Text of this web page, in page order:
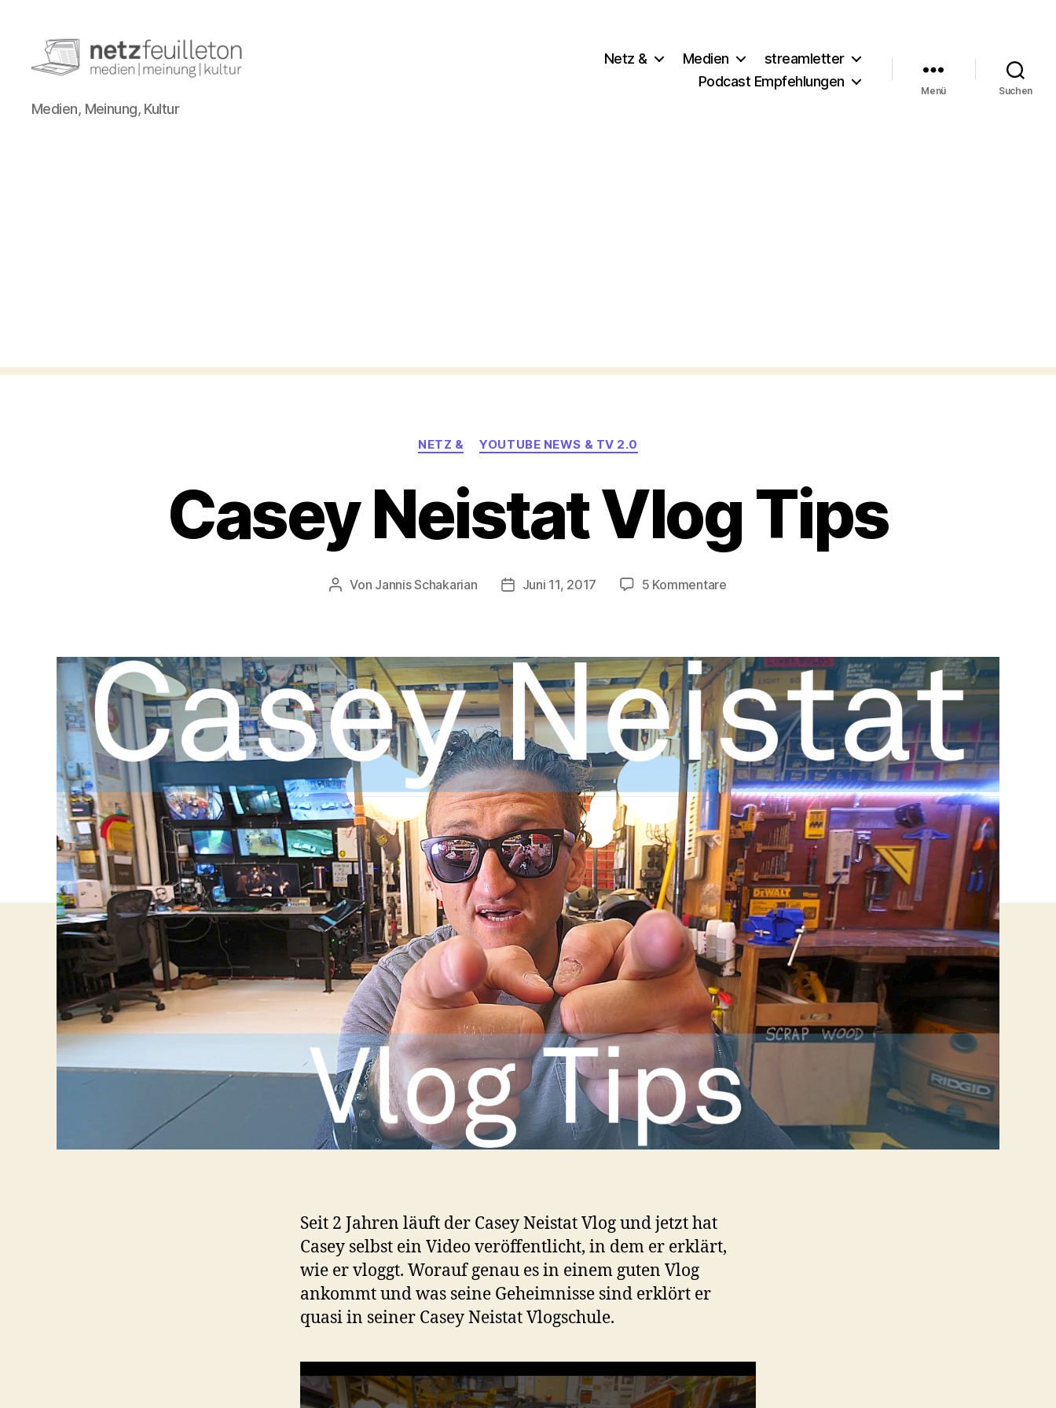
netzfeuilleton.de
Medien, Meinung, Kultur
Netz & Medien
streamletter
Podcast Empfehlungen
Menü Suchen
Kategorien
NETZ & YOUTUBE NEWS & TV 2.0
Casey Neistat Vlog Tips
Beitragsautor
Von Jannis Schakarian Veröffentlichungsdatum
Juni 11, 2017 5 Kommentarezu
Tips
Seit 2 Jahren läuft der Casey Neistat Vlog und jetzt hat
Casey selbst ein Video veröffentlicht, in dem er erklärt,
wie er vloggt. Worauf genau es in einem guten Vlog
ankommt und was seine Geheimnisse sind erklört er
quasi in seiner Casey Neistat Vlogschule.